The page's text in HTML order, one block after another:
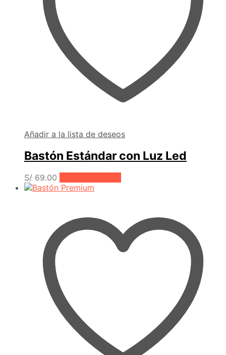
Añadir a la lista de deseos
Bastón Estándar con Luz Led
S/ 69.00